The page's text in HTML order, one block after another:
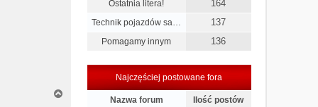
Ostatnia litera! 164
Technik pojazdów sa… 137
Pomagamy innym 136
Najczęściej postowane fora
Nazwa forum
Ilość postów